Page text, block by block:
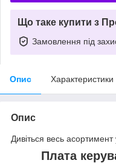
Що таке купити з
Замовлення під
Опис Характеристики
Опис
Дивіться весь асортимент
Плата